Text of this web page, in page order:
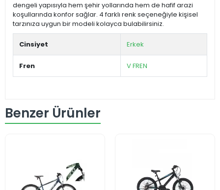
dengeli yapısıyla hem şehir yollarında hem de hafif arazi
koşullarında konfor sağlar. 4 farklı renk seçeneğiyle kişisel
tarzınıza uygun bir modeli kolayca bulabilirsiniz.
Cinsiyet Erkek
Fren V FREN
Benzer Ürünler